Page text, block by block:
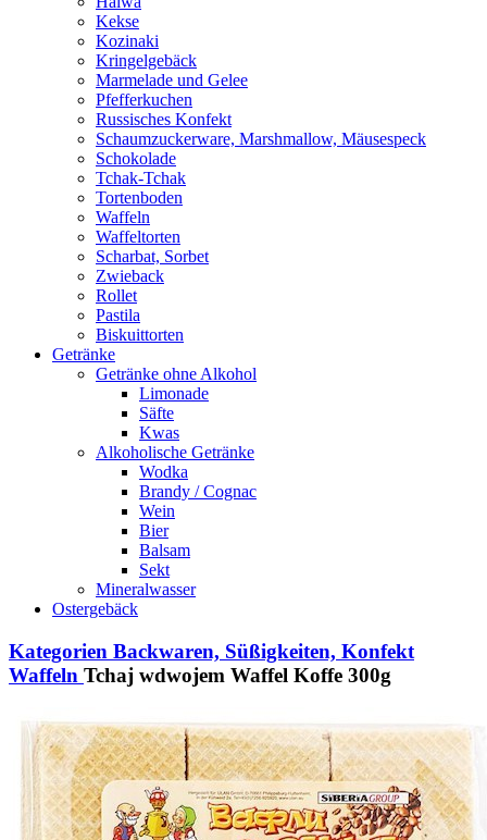
Kekse
Kozinaki
Kringelgebäck
Marmelade und Gelee
Pfefferkuchen
Russisches Konfekt
Schaumzuckerware, Marshmallow, Mäusespeck
Schokolade
Tchak-Tchak
Tortenboden
Waffeln
Waffeltorten
Scharbat, Sorbet
Zwieback
Rollet
Pastila
Biskuittorten
Getränke
Getränke ohne Alkohol
Limonade
Säfte
Kwas
Alkoholische Getränke
Wodka
Brandy / Cognac
Wein
Bier
Balsam
Sekt
Mineralwasser
Ostergebäck
Kategorien Backwaren, Süßigkeiten, Konfekt
Waffeln Tchaj wdwojem Waffel Koffe 300g